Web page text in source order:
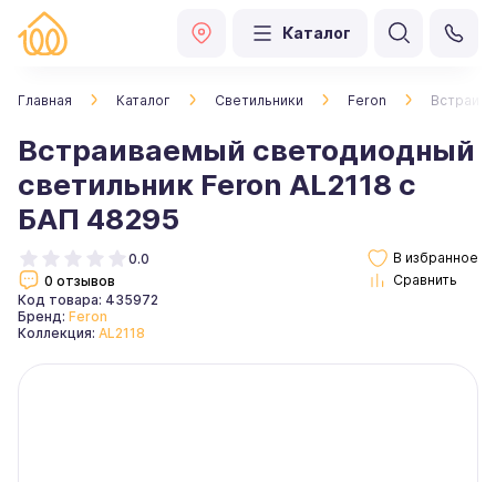
Каталог
Главная Каталог Светильники Feron
Встраиваемый светодиодный
светильник Feron AL2118 с
БАП 48295
0.0
0 отзывов
Код товара: 435972
Бренд: Feron
Коллекция: AL2118